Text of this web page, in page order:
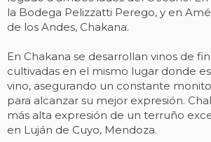
la Bodega Pelizzatti Perego, y en
de los Andes, Chakana.
En Chakana se desarrollan vinos de
cultivadas en el mismo lugar donde
vino, asegurando un constante
para alcanzar su mejor expresión.
más alta expresión de un terruño
en Luján de Cuyo, Mendoza.